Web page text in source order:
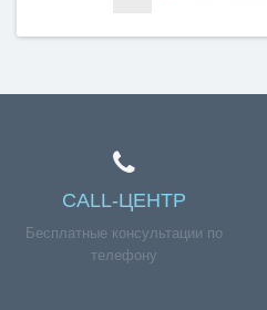
CALL-ЦЕНТР
Бесплатные консультации по
телефону